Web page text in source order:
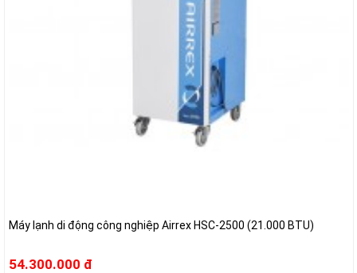
Máy lạnh di động công nghiệp Airrex HSC-2500 (21.000 BTU)
54.300.000 đ